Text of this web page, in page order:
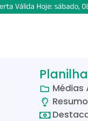
Válida Hoje:sábado,